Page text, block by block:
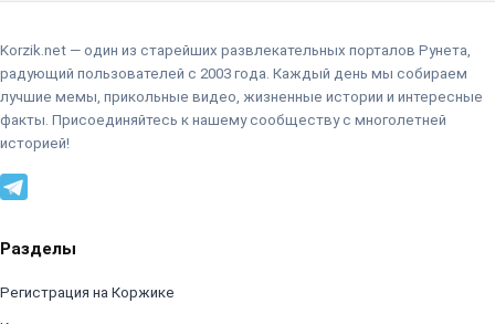
Korzik.net — один из старейших развлекательных порталов Рунета,
радующий пользователей с 2003 года. Каждый день мы собираем
лучшие мемы, прикольные видео, жизненные истории и интересные
факты. Присоединяйтесь к нашему сообществу с многолетней
историей!
Разделы
Регистрация на Коржике